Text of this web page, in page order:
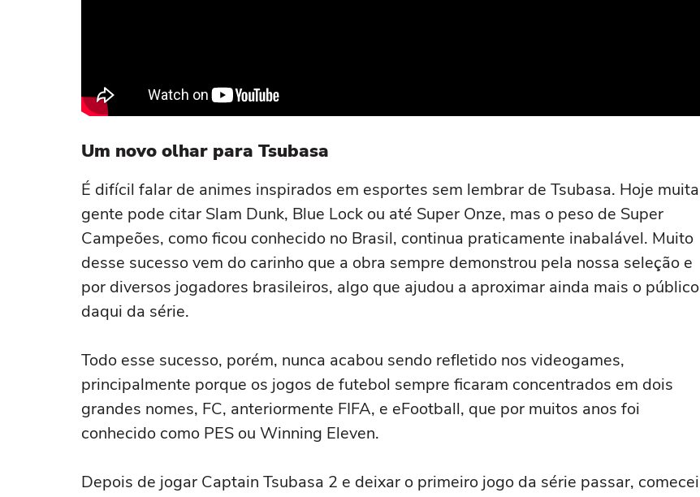
Um novo olhar para Tsubasa
É difícil falar de animes inspirados em esportes sem lembrar de Tsubasa. Hoje muita
gente pode citar Slam Dunk, Blue Lock ou até Super Onze, mas o peso de Super
Campeões, como ficou conhecido no Brasil, continua praticamente inabalável. Muito
desse sucesso vem do carinho que a obra sempre demonstrou pela nossa seleção e
por diversos jogadores brasileiros, algo que ajudou a aproximar ainda mais o público
daqui da série.
Todo esse sucesso, porém, nunca acabou sendo refletido nos videogames,
principalmente porque os jogos de futebol sempre ficaram concentrados em dois
grandes nomes, FC, anteriormente FIFA, e eFootball, que por muitos anos foi
conhecido como PES ou Winning Eleven.
Depois de jogar Captain Tsubasa 2 e deixar o primeiro jogo da série passar, comecei